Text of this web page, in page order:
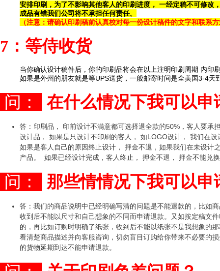
安排印刷，为了不影响其他客人的印刷进度， 一经定稿不可修改
成品有错我们公司将不承担任何责任。
（注意：请确认印刷稿前认真校对每一份设计稿件的文字和联系
7 ： 等侍收货
当你确认设计稿件后，你的印刷品将会在以上注明印刷周期 内印
如果是外州的朋友就是等UPS送货，一般邮寄时间是全美国3-4
问： 在什么情况下我可以申
答：印刷品， 印前设计不满意都可选择退全款的50%，客人要承
设计品， 如果是只设计不印刷的客人， 如LOGO设计， 我们在
如果是客人自己的原因终止设计， 押金不退，如果我们在未设计
产品。 如果已经设计完成，客人终止， 押金不退， 押金不能兑
问： 那些情情况下我可以申
答：我们的商品说明中已经明确写清的问题是不能退款的，比如
收到后不能以尺寸和自己想象的不同而申请退款。又如按定稿文
的，再比如订购时明确了纸张，收到后不能以纸张不是我想象的
看清楚商品描述并向客服咨询，切勿盲目订购给你带来不必要的
的货物延期到达不能申请退款。